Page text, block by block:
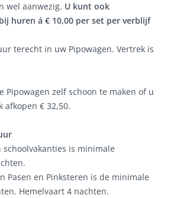
wel aanwezig. U kunt ook
huren á € 10,00 per set per verblijf
terecht in uw Pipowagen. Vertrek is
Pipowagen zelf schoon te maken of u
afkopen € 32,50.
schoolvakanties is minimale
Pasen en Pinksteren is de minimale
Hemelvaart 4 nachten.